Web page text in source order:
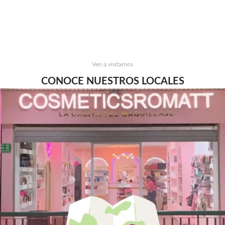
Ven a visitarnos
CONOCE NUESTROS LOCALES